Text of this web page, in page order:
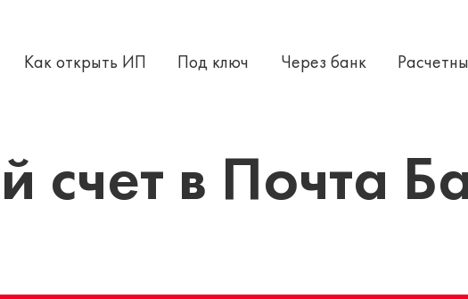
Как открыть ИП Под ключ Через банк
счет в Почта